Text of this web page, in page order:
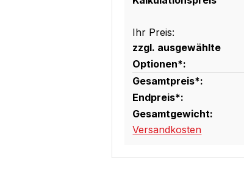
Ihr Preis:
zzgl. ausgewählte
Optionen*:
Gesamtpreis*:
Endpreis*:
Gesamtgewicht:
Versandkosten